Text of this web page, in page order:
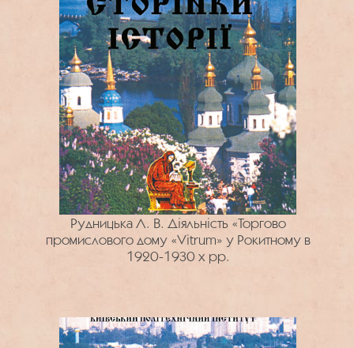
Рудницька Л. В. Діяльність «Торгово
промислового дому «Vitrum» у Рокитному в
1920-1930 х рр.